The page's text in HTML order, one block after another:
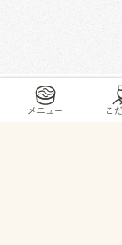
メニュー こ
トップ / お店・ サー